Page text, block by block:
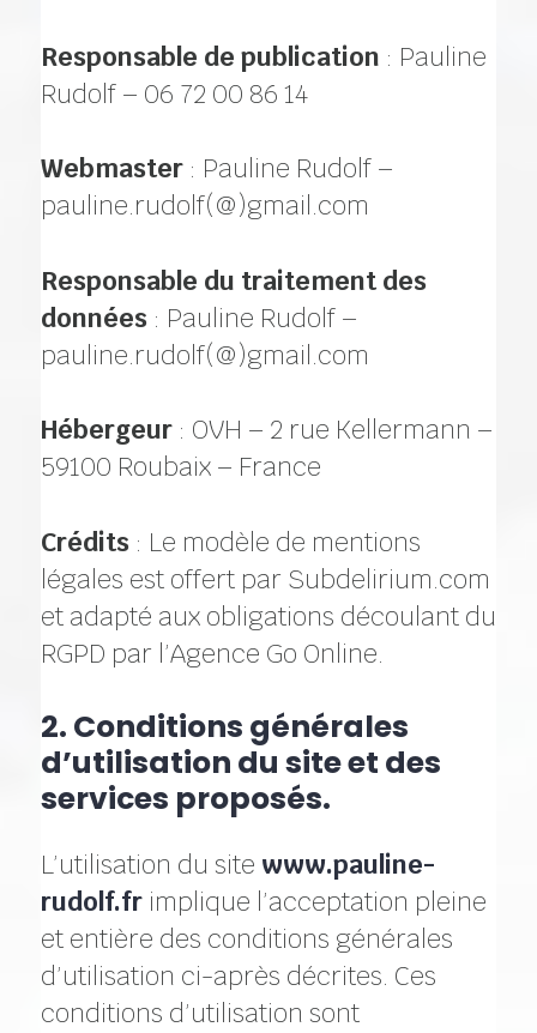
Responsable de publication : Pauline
Rudolf – 06 72 00 86 14
Webmaster : Pauline Rudolf –
pauline.rudolf(@)gmail.com
Responsable du traitement des
données : Pauline Rudolf –
pauline.rudolf(@)gmail.com
Hébergeur : OVH – 2 rue Kellermann –
59100 Roubaix – France
Crédits : Le modèle de mentions
légales est offert par Subdelirium.com
et adapté aux obligations découlant du
RGPD par l’Agence Go Online.
2. Conditions générales
d’utilisation du site et des
services proposés.
L’utilisation du site www.pauline-
rudolf.fr implique l’acceptation pleine
et entière des conditions générales
d’utilisation ci-après décrites. Ces
conditions d’utilisation sont